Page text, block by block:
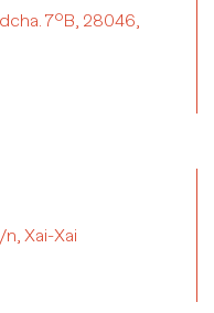
7ºB, 28046,
Xai-Xai